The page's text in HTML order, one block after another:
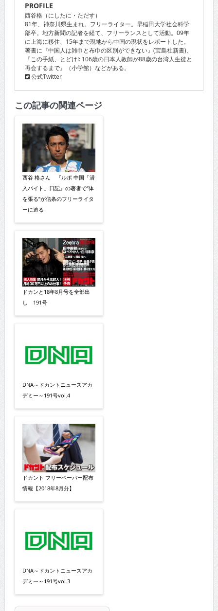
PROFILE
西谷格（にしたに・ただす）
81年、神奈川県生まれ。フリーライター。早稲田大学社会科学
部卒。地方新聞の記者を経て、フリーランスとして活動。09年
に上海に移住、15年まで現地から中国の現状をレポートした。
著書に『中国人は雑巾と布巾の区別ができない』(宝島社新書)、
『この手紙、とどけ!: 106歳の日本人教師が88歳の台湾人生徒と
再会するまで』（小学館）などがある。
公式Twitter
この記事の関連ページ
西谷 格さん 『ルポ 中国「潜
入バイト」日記』の著者で“体
を張る”が信条のフリーライタ
ーに迫る
ドカンと18年8月号を全部出
し 191号
DNA～ドカントニュースアカ
デミー～191号vol.4
ドカント フリーペーパー配布
情報【2018年8月分】
DNA～ドカントニュースアカ
デミー～191号vol.3